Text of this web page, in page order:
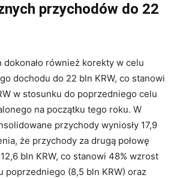
przychodów do 22
dokonało również korekty w celu
dochodu do 22 bln KRW, co stanowi
w stosunku do poprzedniego celu
na początku tego roku. W
przychody wyniosły 17,9
że przychody za drugą połowę
bln KRW, co stanowi 48% wzrost
poprzedniego (8,5 bln KRW) oraz